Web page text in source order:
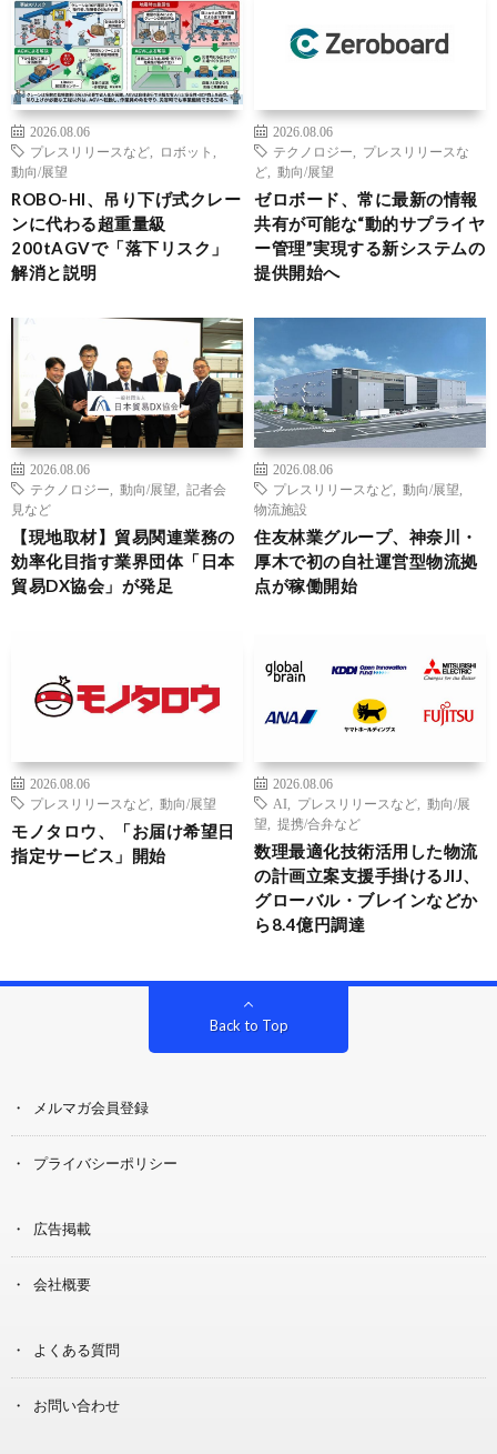
2026.08.06
プレスリリースなど
ロボット
動向/展望
ROBO-HI、吊り下げ式クレー
ンに代わる超重量級
200tAGVで「落下リスク」
解消と説明
2026.08.06
テクノロジー
プレスリリースな
ど
動向/展望
ゼロボード、常に最新の情報
共有が可能な“動的サプライヤ
ー管理”実現する新システムの
提供開始へ
2026.08.06
テクノロジー
動向/展望
記者会
見など
【現地取材】貿易関連業務の
効率化目指す業界団体「日本
貿易DX協会」が発足
2026.08.06
プレスリリースなど
動向/展望
物流施設
住友林業グループ、神奈川・
厚木で初の自社運営型物流拠
点が稼働開始
2026.08.06
プレスリリースなど
動向/展望
モノタロウ、「お届け希望日
指定サービス」開始
2026.08.06
AI
プレスリリースなど
動向/展
望
提携/合弁など
数理最適化技術活用した物流
の計画立案支援手掛けるJIJ、
グローバル・ブレインなどか
ら8.4億円調達
Back to Top
メルマガ会員登録
プライバシーポリシー
広告掲載
会社概要
よくある質問
お問い合わせ